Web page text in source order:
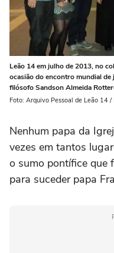
Leão 14 em julho de 2013, no
ocasião do encontro mundial
filósofo Sandson Almeida
Foto: Arquivo Pessoal de Leão 14 /
Nenhum papa da
vezes em tantos
o sumo pontífice que
para suceder papa